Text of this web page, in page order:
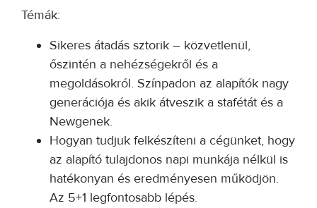
Témák:
Sikeres átadás sztorik – közvetlenül,
őszintén a nehézségekről és a
megoldásokról. Színpadon az alapítók nagy
generációja és akik átveszik a stafétát és a
Newgenek.
Hogyan tudjuk felkészíteni a cégünket, hogy
az alapító tulajdonos napi munkája nélkül is
hatékonyan és eredményesen működjön.
Az 5+1 legfontosabb lépés.